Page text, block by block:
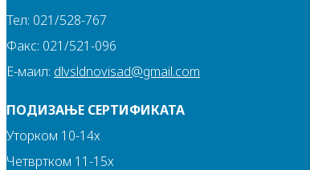
Тел: 021/528-767
Факс: 021/521-096
Е-маил: dlvsldnovisad@gmail.com
ПОДИЗАЊЕ СЕРТИФИКАТА
Уторком 10-14х
Четвртком 11-15х